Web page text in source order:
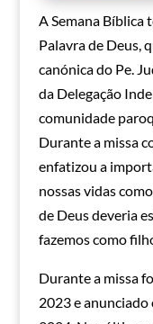
A Semana Bíblica
Palavra de Deus,
canónica do Pe.
da Delegação
comunidade
Durante a missa
enfatizou a
nossas vidas
de Deus deveria
fazemos como
Durante a missa
2023 e anunciado